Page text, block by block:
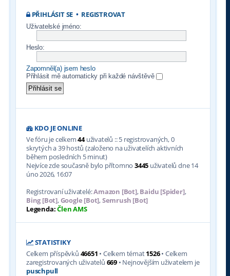
PŘIHLÁSIT SE • REGISTROVAT
Uživatelské jméno:
Heslo:
Zapomněl(a) jsem heslo
Přihlásit mě automaticky při každé návštěvě
KDO JE ONLINE
Ve fóru je celkem44uživatelů :: 5 registrovaných, 0
skrytých a 39 hostů (založeno na uživatelích aktivních
během posledních 5 minut)
Nejvíce zde současně bylo přítomno 3445 uživatelů dne 14
úno 2026, 16:07
Registrovaní uživatelé:Amazon [Bot],Baidu [Spider],
Bing [Bot],Google [Bot],Semrush [Bot]
Legenda:Člen AMS
STATISTIKY
Celkem příspěvků 46651 • Celkem témat1526• Celkem
zaregistrovaných uživatelů 669 • Nejnovějším uživatelem je
puschpull